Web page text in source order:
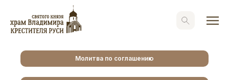
Молитва по соглашению